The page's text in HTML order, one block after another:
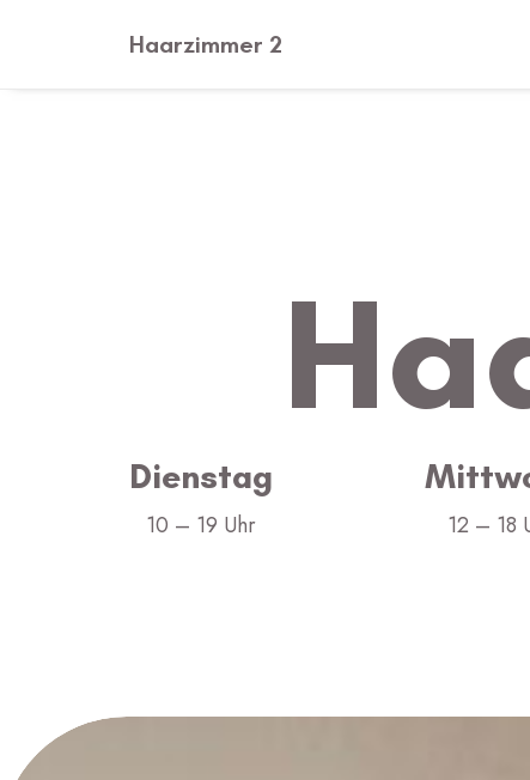
Haarzimmer 2
Dienstag
10 – 19 Uhr 12 – 18